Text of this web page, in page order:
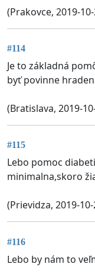
(Prakovce, 2019-
#114
Je to základná
byť povinne
(Bratislava, 2019-
#115
Lebo pomoc
minimalna,skoro
(Prievidza, 2019-
#116
Lebo by nám to